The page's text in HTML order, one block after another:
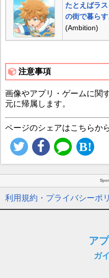
たとえばラ
の街で暮ら
(Ambition)
注意事項
画像やアプリ・ゲームに関
元に帰属します。
ページのシェアはこちらか
利用規約・プライバシーポ
ア
ガ